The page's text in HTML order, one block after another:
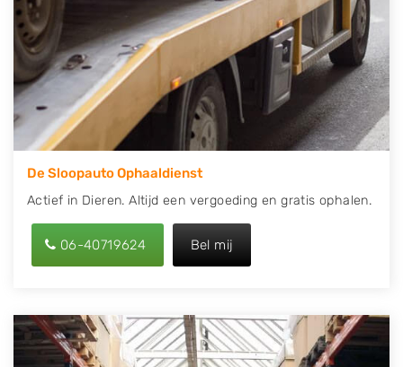
eigenlijk alle merken, zoals Alfa Romeo, Audi, BMW,
Chevrolet, Citroën, Dacia, Fiat, Ford, Honda, Hyundai,
Kia, Mazda, Mercedes Benz, Mitsubishi, Nissan, Opel,
Peugeot, Porsche, Renault, Seat, Skoda, Suzuki, Tesla,
Toyota, Volkswagen en Volvo.
De Sloopauto Ophaaldienst
Actief in Dieren. Altijd een vergoeding en gratis ophalen.
06-40719624 Bel mij